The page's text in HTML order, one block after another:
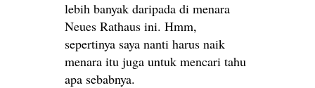
lebih banyak daripada di menara
Neues Rathaus ini. Hmm,
sepertinya saya nanti harus naik
menara itu juga untuk mencari tahu
apa sebabnya.